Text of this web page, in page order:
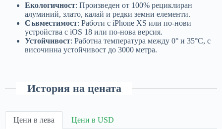
Екологичност: Произведен от 100% рециклиран
алуминий, злато, калай и редки земни елементи.
Съвместимост: Работи с iPhone XS или по-нови
устройства с iOS 18 или по-нова версия.
Устойчивост: Работна температура между 0° и 35°C, с
височинна устойчивост до 3000 метра.
История на цената
Цени в лева Цени в USD